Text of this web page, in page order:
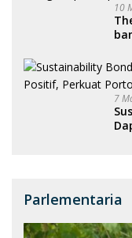
10
7
Parlementaria